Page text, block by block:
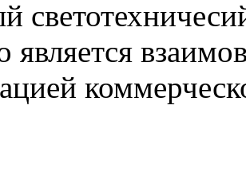
является